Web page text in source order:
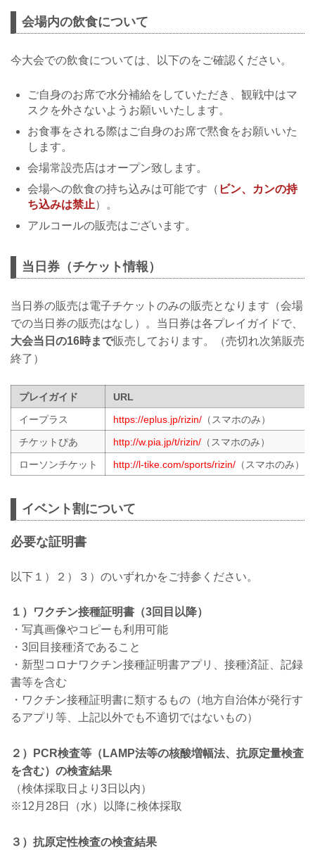
会場内の飲食について
今大会での飲食については、以下のをご確認ください。
ご自身のお席で水分補給をしていただき、観戦中はマ
スクを外さないようお願いいたします。
お食事をされる際はご自身のお席で黙食をお願いいた
します。
会場常設売店はオープン致します。
会場への飲食の持ち込みは可能です（ ビン、カンの持
ち込みは禁止）。
アルコールの販売はございます。
当日券（チケット情報）
当日券の販売は電子チケットのみの販売となります（会場
での当日券の販売はなし）。当日券は各プレイガイドで、
大会当日の16時まで販売しております。（売切れ次第販売
終了）
プレイガイド
URL
イープラス
https://eplus.jp/rizin/（スマホのみ）
チケットぴあ
http://w.pia.jp/t/rizin/（スマホのみ）
ローソンチケット
http://l-tike.com/sports/rizin/（スマホのみ）
イベント割について
必要な証明書
以下１）２）３）のいずれかをご持参ください。
１）ワクチン接種証明書（3回目以降）
・写真画像やコピーも利用可能
・3回目接種済であること
・新型コロナワクチン接種証明書アプリ、接種済証、記録
書等を含む
・ワクチン接種証明書に類するもの（地方自治体が発行す
るアプリ等、上記以外でも不適切ではないもの）
２）PCR検査等（LAMP法等の核酸増幅法、抗原定量検査
を含む）の検査結果
（検体採取日より3日以内）
※12月28日（水）以降に検体採取
３）抗原定性検査の検査結果